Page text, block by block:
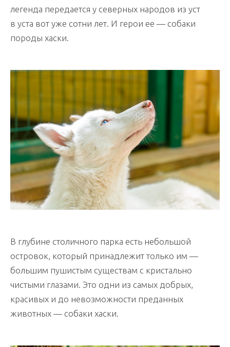
легенда передается у северных народов из уст
в уста вот уже сотни лет. И герои ее — собаки
породы хаски.
В глубине столичного парка есть небольшой
островок, который принадлежит только им —
большим пушистым существам с кристально
чистыми глазами. Это одни из самых добрых,
красивых и до невозможности преданных
животных — собаки хаски.